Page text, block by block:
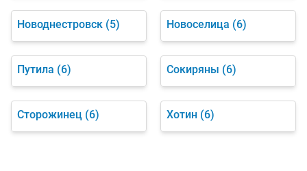
Новоднестровск (5) Новоселица (6)
Путила (6) Сокиряны (6)
Сторожинец (6) Хотин (6)